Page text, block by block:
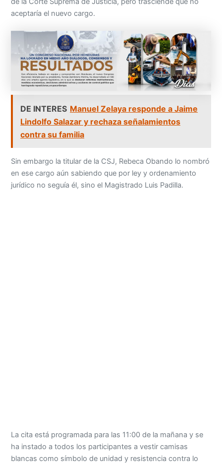
aceptaría el nuevo cargo.
DE INTERES Manuel Zelaya responde a Jaime
Lindolfo Salazar y rechaza señalamientos
contra su familia
Sin embargo la titular de la CSJ, Rebeca Obando lo nombró
en ese cargo aún sabiendo que por ley y ordenamiento
jurídico no seguía él, sino el Magistrado Luis Padilla.
La cita está programada para las 11:00 de la mañana y se
ha instado a todos los participantes a vestir camisas
blancas como símbolo de unidad y resistencia contra lo